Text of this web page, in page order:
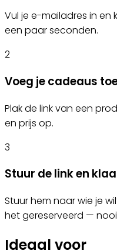
Vul je e-mailadres in
een paar seconden.
2
Voeg je cadeaus
Plak de link van een
en prijs op.
3
Stuur de link en
Stuur hem naar wie je
het gereserveerd —
Ideaal voor